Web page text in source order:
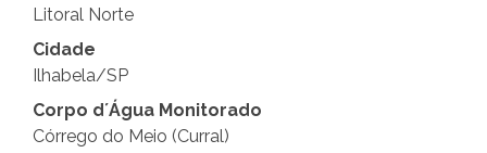
Litoral Norte
Cidade
Ilhabela/SP
Corpo d´Água Monitorado
Córrego do Meio (Curral)